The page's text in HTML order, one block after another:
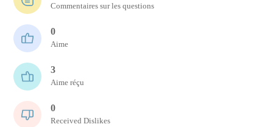
Commentaires sur les questions
0
Aime
3
Aime réçu
0
Received Dislikes